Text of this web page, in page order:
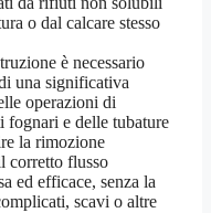
o dal calcare stesso
è necessario
una significativa
operazioni di
fognari e delle tubature
la rimozione
corretto flusso
ed efficace, senza la
scavi o altre